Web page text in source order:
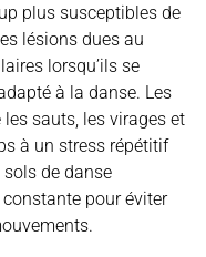
plus susceptibles de
lésions dues au
lorsqu’ils se
à la danse. Les
sauts, les virages et
à un stress répétitif
de danse
pour éviter